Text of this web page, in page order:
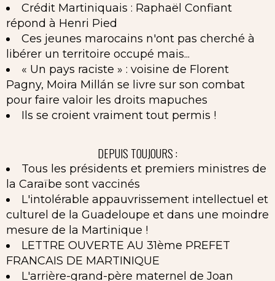
Crédit Martiniquais : Raphaël Confiant
répond à Henri Pied
Ces jeunes marocains n'ont pas cherché à
libérer un territoire occupé mais...
« Un pays raciste » : voisine de Florent
Pagny, Moira Millán se livre sur son combat
pour faire valoir les droits mapuches
Ils se croient vraiment tout permis !
DEPUIS TOUJOURS :
Tous les présidents et premiers ministres de
la Caraïbe sont vaccinés
L'intolérable appauvrissement intellectuel et
culturel de la Guadeloupe et dans une moindre
mesure de la Martinique !
LETTRE OUVERTE AU 31ème PREFET
FRANCAIS DE MARTINIQUE
L'arrière-grand-père maternel de Joan